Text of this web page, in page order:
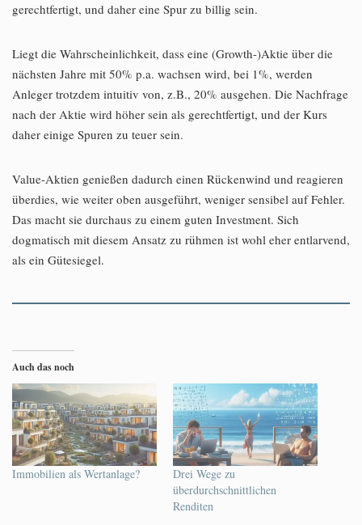
gerechtfertigt, und daher eine Spur zu billig sein.
Liegt die Wahrscheinlichkeit, dass eine (Growth-)Aktie über die
nächsten Jahre mit 50% p.a. wachsen wird, bei 1%, werden
Anleger trotzdem intuitiv von, z.B., 20% ausgehen. Die Nachfrage
nach der Aktie wird höher sein als gerechtfertigt, und der Kurs
daher einige Spuren zu teuer sein.
Value-Aktien genießen dadurch einen Rückenwind und reagieren
überdies, wie weiter oben ausgeführt, weniger sensibel auf Fehler.
Das macht sie durchaus zu einem guten Investment. Sich
dogmatisch mit diesem Ansatz zu rühmen ist wohl eher entlarvend,
als ein Gütesiegel.
Auch das noch
Immobilien als Wertanlage?
Drei Wege zu
überdurchschnittlichen
Renditen